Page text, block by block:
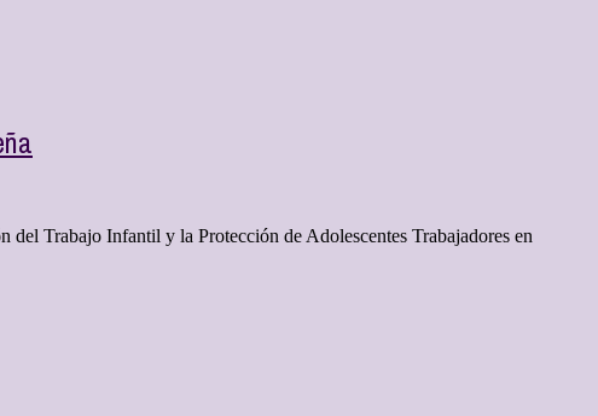
Trabajo Infantil y la Protección de Adolescentes Trabajadores en